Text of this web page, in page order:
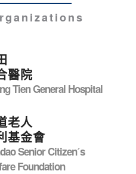
醫院
Tien General Hospital
老人
基金會
Senior Citizenˊs
Foundation